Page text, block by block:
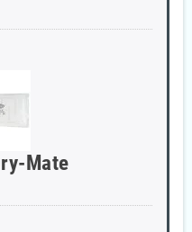
Mate